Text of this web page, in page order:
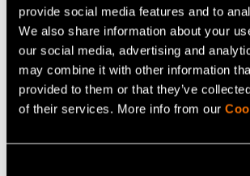
provide social media features and to
We also share information about your
our social media, advertising and
may combine it with other information
provided to them or that they’ve
of their services. More info from our
Ota yhteyttä
Katso profiili